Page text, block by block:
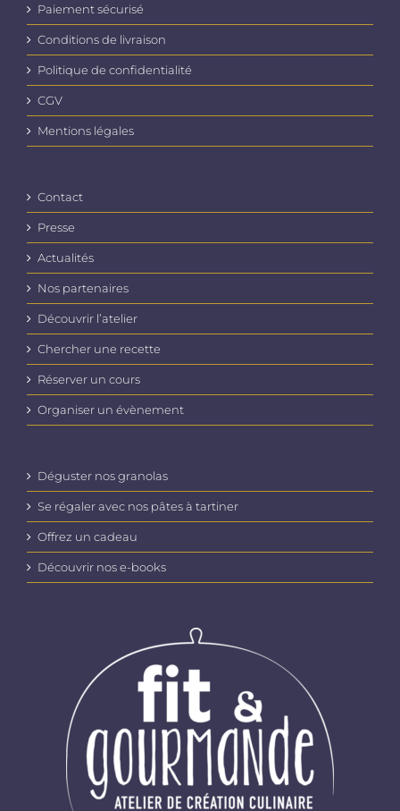
Paiement sécurisé
Conditions de livraison
Politique de confidentialité
CGV
Mentions légales
Contact
Presse
Actualités
Nos partenaires
Découvrir l’atelier
Chercher une recette
Réserver un cours
Organiser un évènement
Déguster nos granolas
Se régaler avec nos pâtes à tartiner
Offrez un cadeau
Découvrir nos e-books